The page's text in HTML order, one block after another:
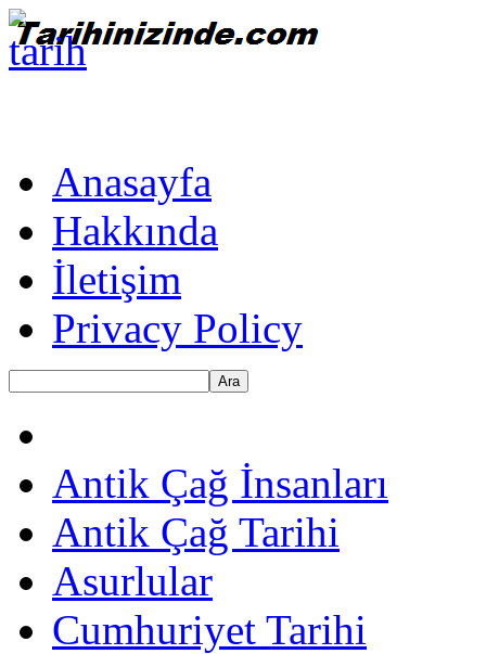
Anasayfa
Hakkında
İletişim
Privacy Policy
Ara
Antik Çağ İnsanları
Antik Çağ Tarihi
Asurlular
Cumhuriyet Tarihi